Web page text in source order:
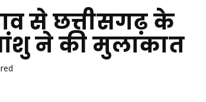
से छत्तीसगढ़ के
ने की मुलाकात